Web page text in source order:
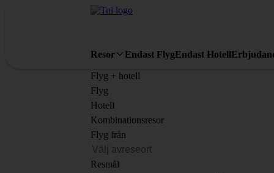
Resor Endast FlygEndast Hotell
Flyg + hotell
Flyg
Hotell
Kombinationsresor
Flyg från
Resmål